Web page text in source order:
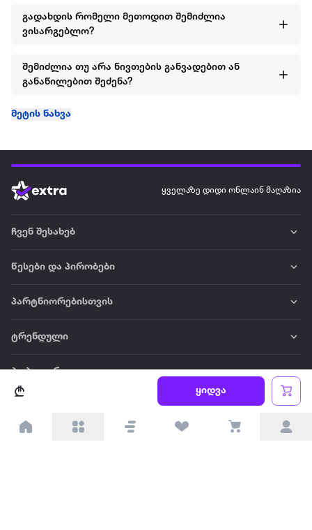
ყიდვა
გადახდის რომელი მეთოდით შემიძლია
ვისარგებლო?
შემიძლია თუ არა ნივთების განვადებით ან
განაწილებით შეძენა?
მეტის ნახვა
ყველაზე დიდი ონლაინ მაღაზია
ჩვენ შესახებ
წესები და პირობები
პარტნიორებისთვის
ტრენდული
პოპულარული